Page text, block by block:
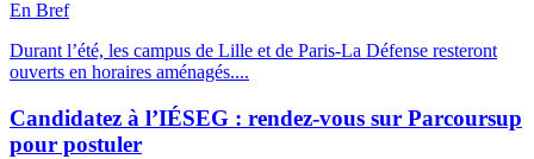
En Bref
Durant l’été, les campus de Lille et de Paris-La Défense resteront
ouverts en horaires aménagés....
Candidatez à l’IÉSEG : rendez-vous sur Parcoursup
pour postuler